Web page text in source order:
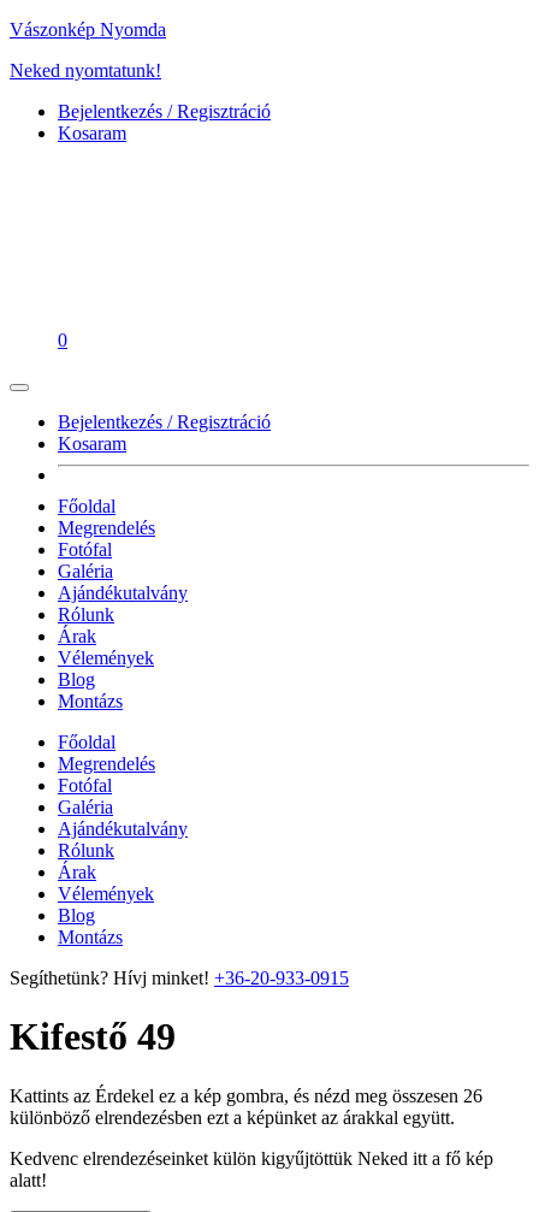
Vászonkép Nyomda
Neked nyomtatunk!
Bejelentkezés / Regisztráció
Kosaram
0
Bejelentkezés / Regisztráció
Kosaram
Főoldal
Megrendelés
Fotófal
Galéria
Ajándékutalvány
Rólunk
Árak
Vélemények
Blog
Montázs
Főoldal
Megrendelés
Fotófal
Galéria
Ajándékutalvány
Rólunk
Árak
Vélemények
Blog
Montázs
Segíthetünk? Hívj minket! +36-20-933-0915
Kifestő 49
Kattints az Érdekel ez a kép gombra, és nézd meg összesen 26
különböző elrendezésben ezt a képünket az árakkal együtt.
Kedvenc elrendezéseinket külön kigyűjtöttük Neked itt a fő kép
alatt!